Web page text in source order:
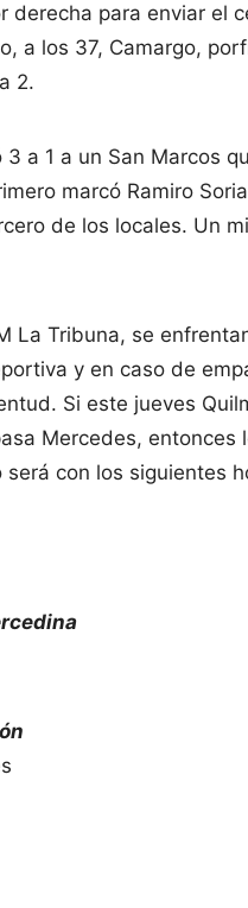
derecha para enviar el
a los 37, Camargo,
2.
a 1 a un San Marcos
marcó Ramiro
de los locales. Un
La Tribuna, se
y en caso de
Si este jueves
Mercedes, entonces
con los siguientes